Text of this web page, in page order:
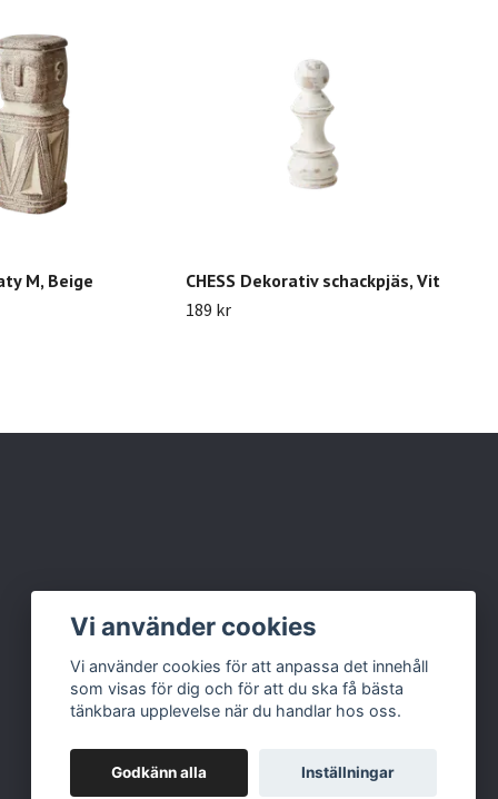
M, Beige
CHESS Dekorativ schackpjäs, Vit
189 kr
Vi använder cookies
Vi använder cookies för att anpassa det innehåll
som visas för dig och för att du ska få bästa
tänkbara upplevelse när du handlar hos oss.
Godkänn alla Inställningar